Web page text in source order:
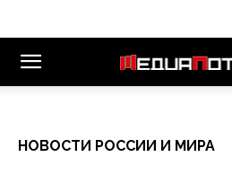
НОВОСТИ РОССИИ И МИРА